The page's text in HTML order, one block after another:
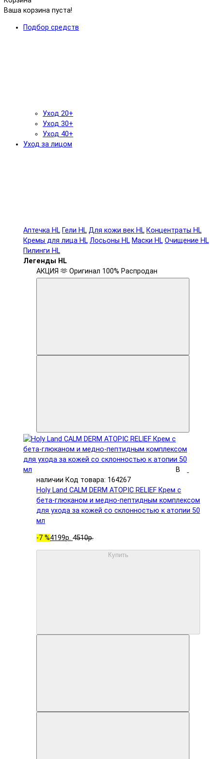
Ваша корзина пуста!
Подбор средств
Уход 20+
Уход 30+
Уход 40+
Уход за лицом
Аптечка HL Гели HL Для кожи век HL Концентраты HL
Кремы для лица HL Лосьоны HL Маски HL Очищение HL
Пилинги HL
Легенды HL
АКЦИЯ 🫶 Оригинал 100% Распродан
В
наличии Код товара: 164267
Holy Land CALM DERM ATOPIC RELIEF Крем с
бета-глюканом и медно-пептидным комплексом
для ухода за кожей со склонностью к атопии 50
мл
-7 %4199р. 4510р.
Купить